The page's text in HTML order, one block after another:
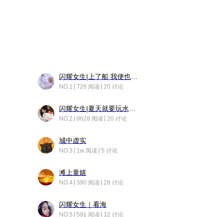
NO.1 726 阅读 20 讨论
NO.2 9628 阅读 20 讨论
城中虚实
NO.3 1w 阅读 5 讨论
滩上童嬉
NO.4 390 阅读 28 讨论
闪耀女生｜看海
NO.5 591 阅读 12 讨论